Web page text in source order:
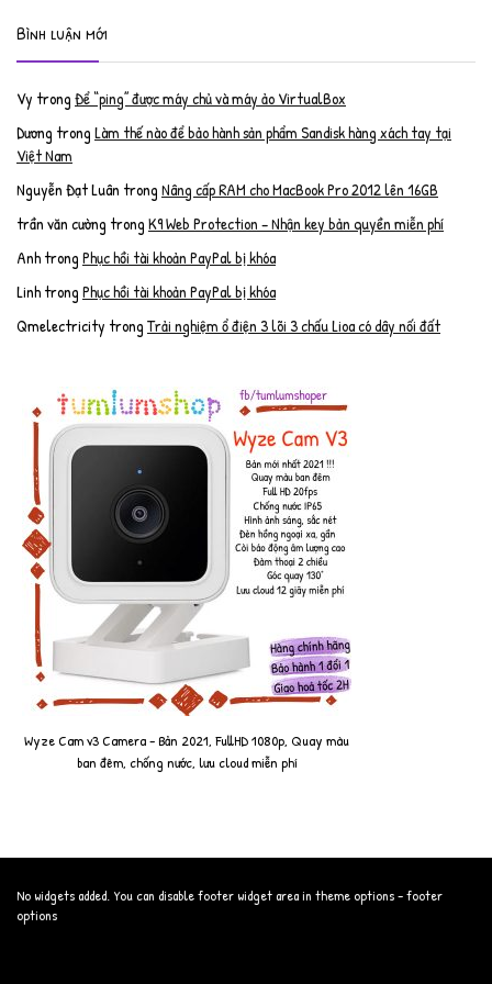
Bình luận mới
Vy trongĐể “ping” được máy chủ và máy ảo VirtualBox
Dương trongLàm thế nào để bảo hành sản phẩm Sandisk hàng xách tay tại
Việt Nam
Nguyễn Đạt Luân trongNâng cấp RAM cho MacBook Pro 2012 lên 16GB
trần văn cường trongK9 Web Protection – Nhận key bản quyền miễn phí
AnhtrongPhục hồi tài khoản PayPal bị khóa
LinhtrongPhục hồi tài khoản PayPal bị khóa
Qmelectricity trongTrải nghiệm ổ điện 3 lõi 3 chấu Lioa có dây nối đất
Wyze Cam v3 Camera - Bản 2021, FullHD 1080p, Quay màu
ban đêm, chống nước, lưu cloud miễn phí
No widgets added. You can disable footer widget area in theme options - footer
options